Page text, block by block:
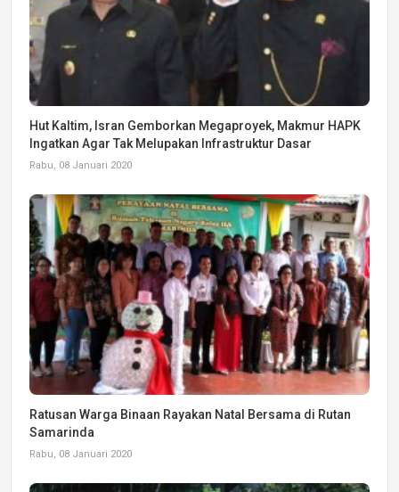
Hut Kaltim, Isran Gemborkan Megaproyek, Makmur HAPK
Ingatkan Agar Tak Melupakan Infrastruktur Dasar
Rabu, 08 Januari 2020
Ratusan Warga Binaan Rayakan Natal Bersama di Rutan
Samarinda
Rabu, 08 Januari 2020